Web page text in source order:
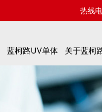
热线
蓝柯路UV单体 关于蓝柯